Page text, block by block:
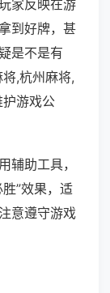
家反映在游
到好牌，甚
是不是有
,杭州麻将,
游戏公
辅助工具，
”效果，适
意遵守游戏